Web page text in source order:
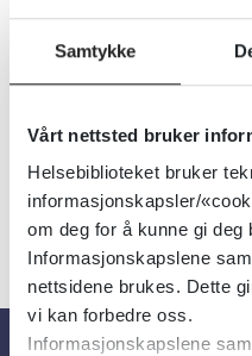
Samtykke
Vårt nettsted bruker
Helsebiblioteket bruker
informasjonskapsler/
om deg for å kunne gi
Informasjonskapslene
nettsidene brukes. Dette
vi kan forbedre oss.
Informasjonskapslene
Cochrane